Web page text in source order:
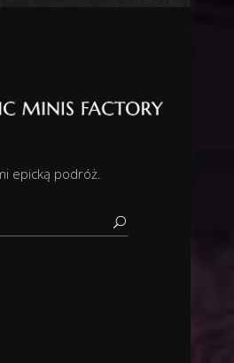
epicką podróż.